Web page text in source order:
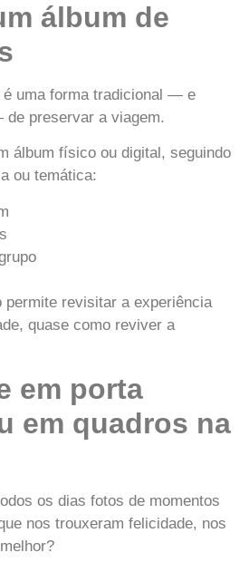
álbum de
é uma forma tradicional — e
preservar a viagem.
álbum físico ou digital, seguindo
ou temática:
permite revisitar a experiência
quase como reviver a
em porta
em quadros na
os dias fotos de momentos
nos trouxeram felicidade, nos